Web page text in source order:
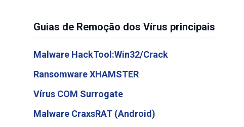
Guias de Remoção dos Vírus principais
Malware HackTool:Win32/Crack
Ransomware XHAMSTER
Vírus COM Surrogate
Malware CraxsRAT (Android)